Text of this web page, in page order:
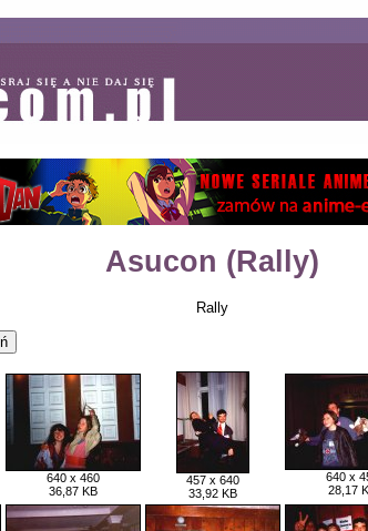
Asucon (Rally)
Rally
640 x 460
36,87 KB
457 x 640
33,92 KB
640 x
28,17